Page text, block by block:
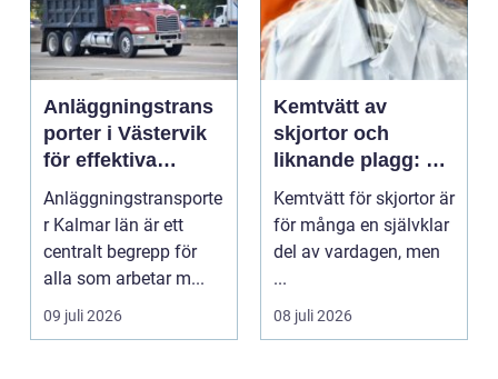
Anläggningstrans
porter i Västervik
för effektiva
byggprojekt
Anläggningstransporte
r Kalmar län är ett
centralt begrepp för
alla som arbetar m...
09 juli 2026
Kemtvätt av
skjortor och
liknande plagg: Så
fungerar
professionell
klädvård i
Kemtvätt för skjortor är
för många en självklar
del av vardagen, men
...
08 juli 2026